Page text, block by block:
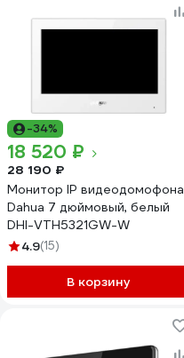
-34%
18 520 ₽
28 190 ₽
Монитор IP видеодомофона
Dahua 7 дюймовый, белый
DHI-VTH5321GW-W
4.9(15)
В корзину